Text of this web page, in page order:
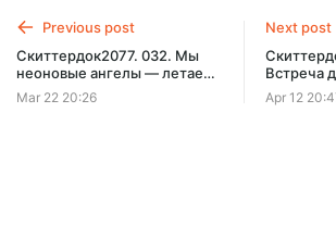
Броктон-Бей... (Червь, ОНО)(Часть 3)
Previous post
Скиттердок2077. 032. Мы
неоновые ангелы — летаем
высоко, живём быстро,
никогда не умрём.
Mar 22 20:26
Next post
Встреча
Apr 12